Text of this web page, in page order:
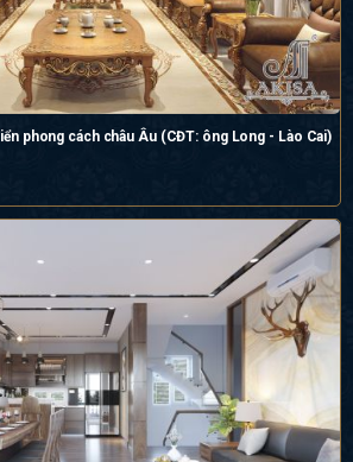
phong cách châu Âu (CĐT: ông Long - Lào Cai)